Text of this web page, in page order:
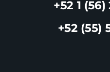
+52 1
+52 (55)